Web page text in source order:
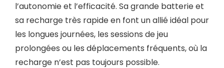
l’autonomie et l’efficacité. Sa grande batterie et
sa recharge très rapide en font un allié idéal pour
les longues journées, les sessions de jeu
prolongées ou les déplacements fréquents, où la
recharge n’est pas toujours possible.